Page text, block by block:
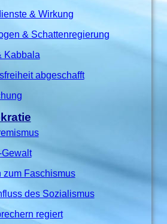
& Wirkung
& Schattenregierung
Kabbala
abgeschafft
Gewalt
zum Faschismus
des Sozialismus
regiert